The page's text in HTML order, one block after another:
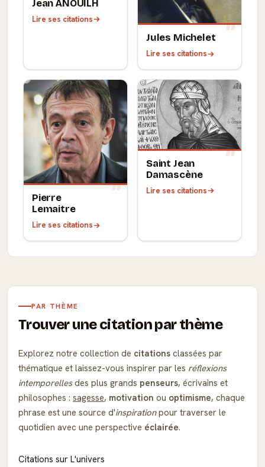
Jean ANOUILH
Lire ses citations
Jules Michelet
Lire ses citations
Pierre
Lemaitre
Lire ses citations
Saint Jean
Damascène
Lire ses citations
PAR THÈME
Trouver une citation par thème
Explorez notre collection de citations classées par
thématique et laissez-vous inspirer par les réflexions
intemporellesdes plus grands penseurs, écrivains et
philosophes : sagesse, motivation ou optimisme, chaque
phrase est une source d'inspirationpour traverser le
quotidien avec une perspective éclairée.
Citations sur L'univers